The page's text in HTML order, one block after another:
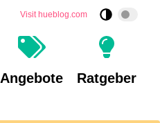
Visit hueblog.com
Angebote Ratgeber